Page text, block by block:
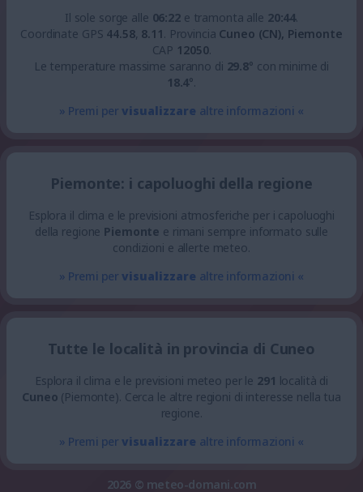
Il sole sorge alle 06:22e tramonta alle 20:44.
Coordinate GPS 44.58, 8.11. Provincia Cuneo (CN), Piemonte
CAP 12050.
Le temperature massime saranno di 29.8° con minime di
18.4°.
» Premi pervisualizzare altre informazioni «
Piemonte: i capoluoghi della regione
Esplora il clima e le previsioni atmosferiche per i capoluoghi
della regione Piemonte e rimani sempre informato sulle
condizioni e allerte meteo.
» Premi pervisualizzare altre informazioni «
Tutte le località in provincia di Cuneo
Esplora il clima e le previsioni meteo per le 291 località di
Cuneo (Piemonte). Cerca le altre regioni di interesse nella tua
regione.
» Premi pervisualizzare altre informazioni «
2026 © meteo-domani.com